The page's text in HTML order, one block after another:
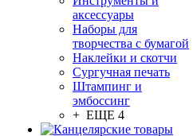
аксессуары
Наборы для
творчества с бумагой
Наклейки и скотчи
Сургучная печать
Штампинг и
эмбоссинг
+ ЕЩЕ 4